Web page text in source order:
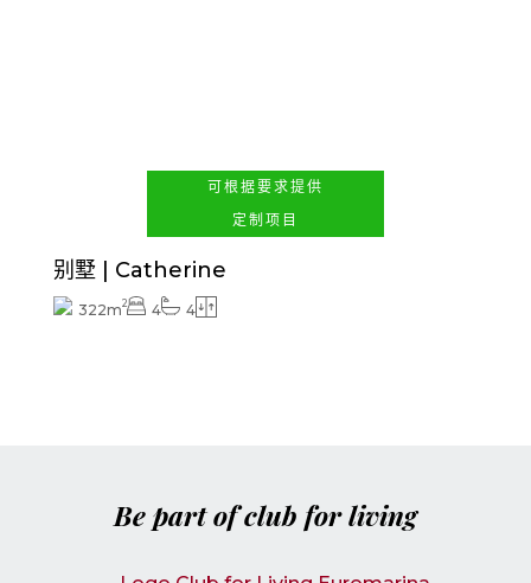
可根据要求提供
定制项目
别墅 | Catherine
322m2 4 4
Be part of club for living